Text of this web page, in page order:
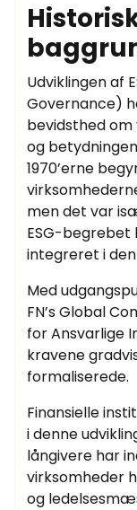
Udviklingen af
Governance)
bevidsthed
og
1970’erne
men det var
ESG-
integreret i
Med
FN’s Global
for Ansvarlige
kravene
formaliserede.
Finansielle
i denne
långivere har
virksomheder
og